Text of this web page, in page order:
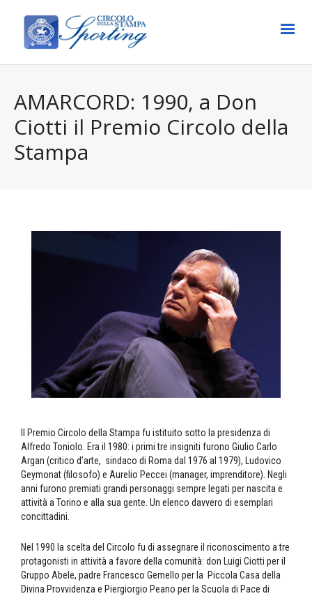
AMARCORD: 1990, a Don
Ciotti il Premio Circolo della
Stampa
Il Premio Circolo della Stampa fu istituito sotto la presidenza di
Alfredo Toniolo. Era il 1980: i primi tre insigniti furono Giulio Carlo
Argan (critico d’arte, sindaco di Roma dal 1976 al 1979), Ludovico
Geymonat (filosofo) e Aurelio Peccei (manager, imprenditore). Negli
anni furono premiati grandi personaggi sempre legati per nascita e
attività a Torino e alla sua gente. Un elenco davvero di esemplari
concittadini.
Nel 1990 la scelta del Circolo fu di assegnare il riconoscimento a tre
protagonisti in attività a favore della comunità: don Luigi Ciotti per il
Gruppo Abele, padre Francesco Gemello per la Piccola Casa della
Divina Provvidenza e Piergiorgio Peano per la Scuola di Pace di